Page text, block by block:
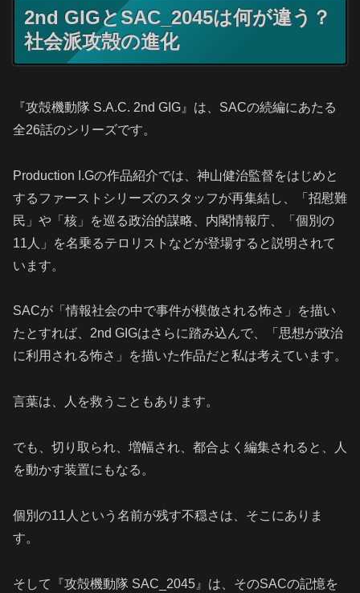
2nd GIGとSAC_2045は何が違う？
社会派攻殻の進化
『攻殻機動隊 S.A.C. 2nd GIG』は、SACの続編にあたる
全26話のシリーズです。
Production I.Gの作品紹介では、神山健治監督をはじめと
するファーストシリーズのスタッフが再集結し、「招慰難
民」や「核」を巡る政治的謀略、内閣情報庁、「個別の
11人」を名乗るテロリストなどが登場すると説明されて
います。
SACが「情報社会の中で事件が模倣される怖さ」を描い
たとすれば、2nd GIGはさらに踏み込んで、「思想が政治
に利用される怖さ」を描いた作品だと私は考えています。
言葉は、人を救うこともあります。
でも、切り取られ、増幅され、都合よく編集されると、人
を動かす装置にもなる。
個別の11人という名前が残す不穏さは、そこにありま
す。
そして『攻殻機動隊 SAC_2045』は、そのSACの記憶を